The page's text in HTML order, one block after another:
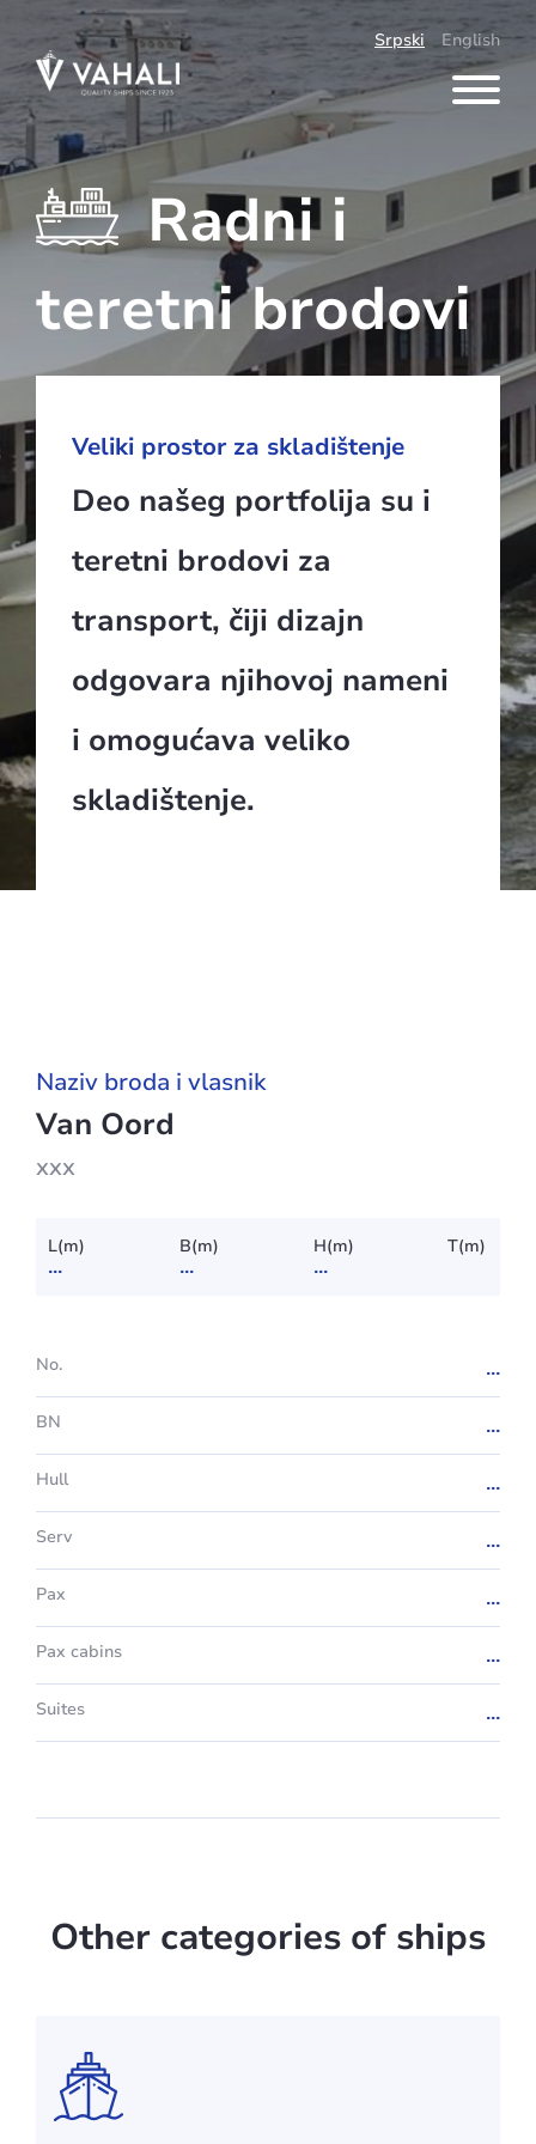
content
Srpski English
Radni i
teretni brodovi
Veliki prostor za skladištenje
Deo našeg portfolija su i
teretni brodovi za
transport, čiji dizajn
odgovara njihovoj nameni
i omogućava veliko
skladištenje.
Naziv broda i vlasnik
Van Oord
xxx
L(m)
...
B(m)
...
H(m)
...
T(m)
No. ...
BN ...
Hull ...
Serv ...
Pax ...
Pax cabins ...
Suites ...
Other categories of ships